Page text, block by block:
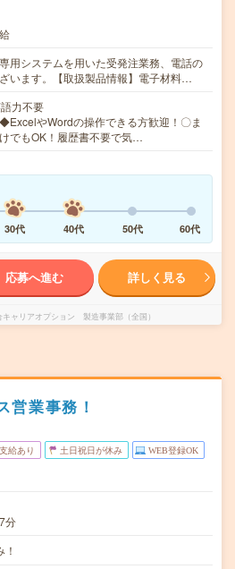
用システムを用いた受発注業務、電話の
います。【取扱製品情報】電子材料…
力不要
やWordの操作できる方歓迎！〇ま
でもOK！履歴書不要で気…
30代 40代 50代 60代
応募へ進む 詳しく見る
キャリアオプション 製造事業部（全国）
営業事務！
給あり 土日祝日が休み WEB登録OK
分